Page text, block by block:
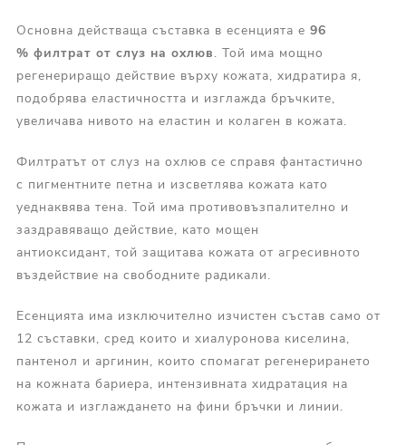
Основна действаща съставка в есенцията е 96
% филтрат от слуз на охлюв. Той има мощно
регенериращо действие върху кожата, хидратира я,
подобрява еластичността и изглажда бръчките,
увеличава нивото на еластин и колаген в кожата.
Филтратът от слуз на охлюв се справя фантастично
с пигментните петна и изсветлява кожата като
уеднаквява тена. Той има противовъзпалително и
заздравяващо действие, като мощен
антиоксидант, той защитава кожата от агресивното
въздействие на свободните радикали.
Есенцията има изключително изчистен състав само от
12 съставки, сред които и хиалуронова киселина,
пантенол и аргинин, които спомагат регенерирането
на кожната бариера, интензивната хидратация на
кожата и изглаждането на фини бръчки и линии.